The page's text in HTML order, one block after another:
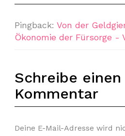
Pingback: Von der
Ökonomie der Fürsorge -
Schreibe einen
Kommentar
Deine E-Mail-Adresse wird